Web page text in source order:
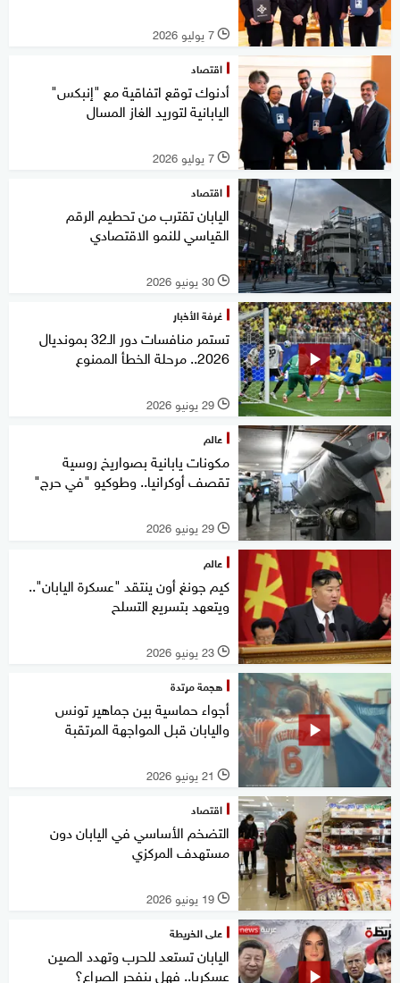
l 7 يوليو 2026
اقتصاد
أدنوك توقع اتفاقية مع "إنبكس"
اليابانية لتوريد الغاز المسال
l 7 يوليو 2026
اقتصاد
اليابان تقترب من تحطيم الرقم
القياسي للنمو الاقتصادي
l 30 يونيو 2026
غرفة الأخبار
تستمر منافسات دور الـ32 بمونديال
2026.. مرحلة الخطأ الممنوع
l 29 يونيو 2026
عالم
مكونات يابانية بصواريخ روسية
تقصف أوكرانيا.. وطوكيو "في حرج"
l 29 يونيو 2026
عالم
كيم جونغ أون ينتقد "عسكرة اليابان"..
ويتعهد بتسريع التسلح
l 23 يونيو 2026
هجمة مرتدة
أجواء حماسية بين جماهير تونس
واليابان قبل المواجهة المرتقبة
l 21 يونيو 2026
اقتصاد
التضخم الأساسي في اليابان دون
مستهدف المركزي
l 19 يونيو 2026
على الخريطة
اليابان تستعد للحرب وتهدد الصين
عسكريا.. فهل ينفجر الصراع؟